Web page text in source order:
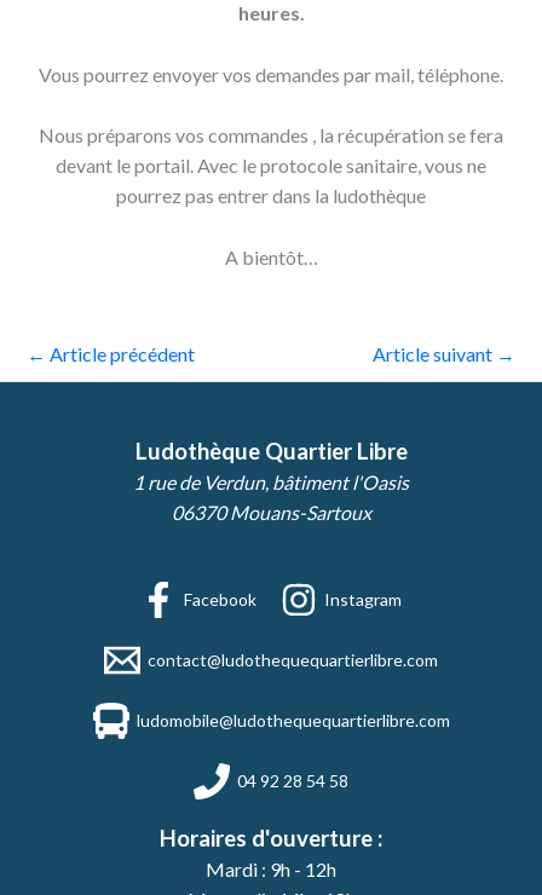
heures.
Vous pourrez envoyer vos demandes par mail, téléphone.
Nous préparons vos commandes , la récupération se fera
devant le portail. Avec le protocole sanitaire, vous ne
pourrez pas entrer dans la ludothèque
A bientôt…
← Article précédent Article suivant →
Ludothèque Quartier Libre
1 rue de Verdun, bâtiment l'Oasis
06370 Mouans-Sartoux
Facebook Instagram
contact@ludothequequartierlibre.com
ludomobile@ludothequequartierlibre.com
04 92 28 54 58
Horaires d'ouverture :
Mardi : 9h - 12h